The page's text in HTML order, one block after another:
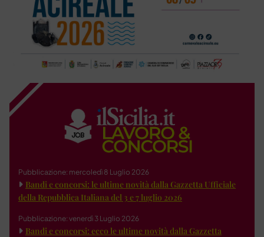
Pubblicazione: mercoledì 8 Luglio 2026
Bandi e concorsi: le ultime novità dalla Gazzetta Ufficiale
della Repubblica Italiana del 3 e 7 luglio 2026
Pubblicazione: venerdì 3 Luglio 2026
Bandi e concorsi: ecco le ultime novità dalla Gazzetta